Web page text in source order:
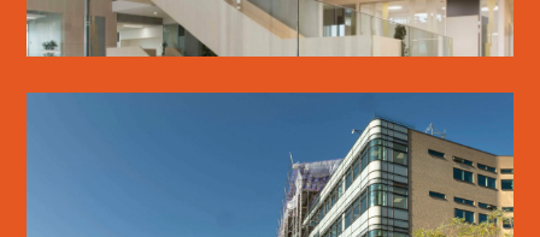
KALVEBOD BRYGGE